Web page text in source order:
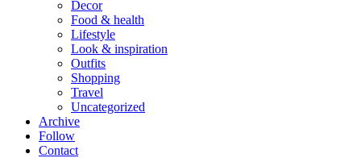
Decor
Food & health
Lifestyle
Look & inspiration
Outfits
Shopping
Travel
Uncategorized
Archive
Follow
Contact